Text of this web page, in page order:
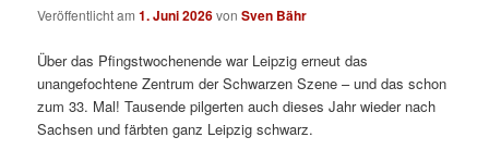
Veröffentlicht am1. Juni 2026vonSven Bähr
Über das Pfingstwochenende war Leipzig erneut das
unangefochtene Zentrum der Schwarzen Szene – und das schon
zum 33. Mal! Tausende pilgerten auch dieses Jahr wieder nach
Sachsen und färbten ganz Leipzig schwarz.